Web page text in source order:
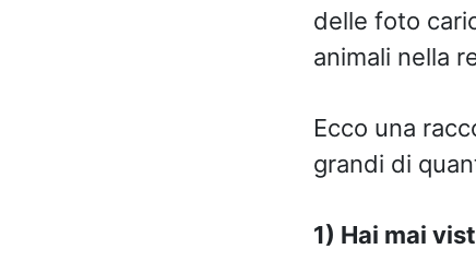
delle foto
animali nella
Ecco una
grandi di
1) Hai mai